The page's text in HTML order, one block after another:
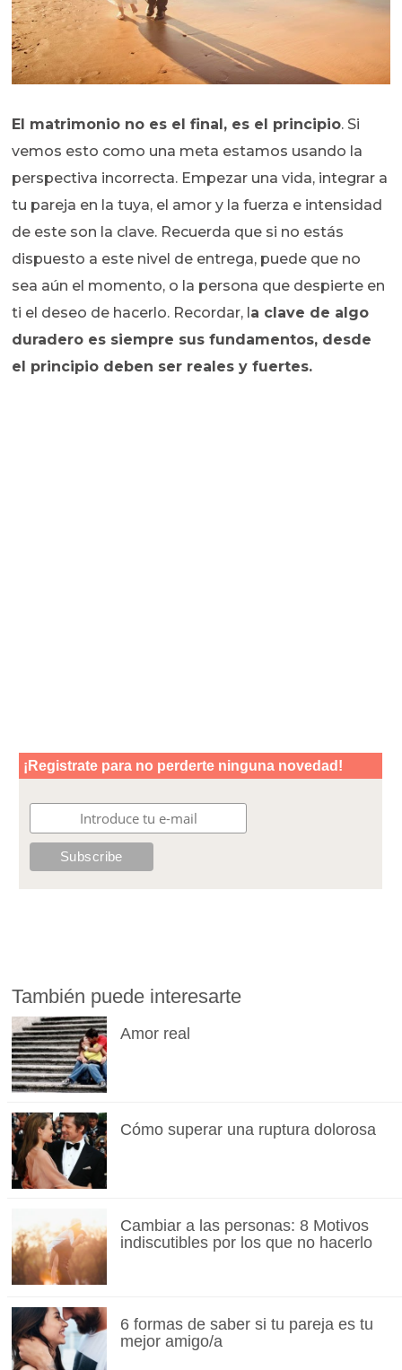
El matrimonio no es el final, es el principio. Si
vemos esto como una meta estamos usando la
perspectiva incorrecta. Empezar una vida, integrar a
tu pareja en la tuya, el amor y la fuerza e intensidad
de este son la clave. Recuerda que si no estás
dispuesto a este nivel de entrega, puede que no
sea aún el momento, o la persona que despierte en
ti el deseo de hacerlo. Recordar, la clave de algo
duradero es siempre sus fundamentos, desde
el principio deben ser reales y fuertes.
También puede interesarte
Amor real
Cómo superar una ruptura dolorosa
Cambiar a las personas: 8 Motivos
indiscutibles por los que no hacerlo
6 formas de saber si tu pareja es tu
mejor amigo/a